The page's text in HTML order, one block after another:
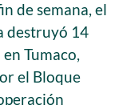
de semana, el
destruyó 14
Tumaco,
el Bloque